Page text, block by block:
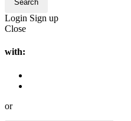
Search
Login Sign up
Close
with:
or